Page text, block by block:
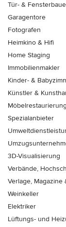
Tür- &
Garagentore
Fotografen
Heimkino & Hifi
Home Staging
Immobilienmakler
Kinder- &
Künstler &
Möbelrestaurierung
Spezialanbieter
3D-Visualisierung
Verbände,
Verlage, Magazine
Weinkeller
Elektriker
Lüftungs- und